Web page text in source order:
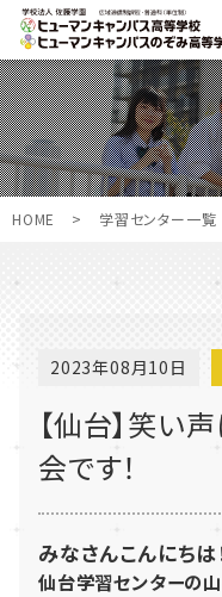
HOME > 学習センター一覧
2023年08月10日
【仙台】笑い
会です！
みなさんこんにちは
仙台学習センターの